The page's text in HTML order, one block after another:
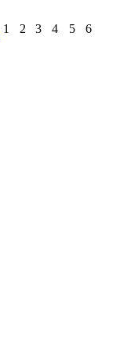
1 2 3 4 5 6